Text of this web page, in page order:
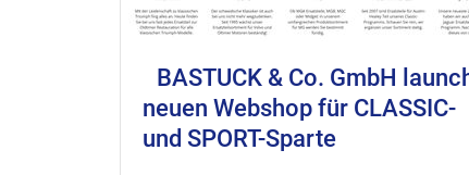
BASTUCK & Co. GmbH
neuen Webshop für CLASSIC-
und SPORT-Sparte